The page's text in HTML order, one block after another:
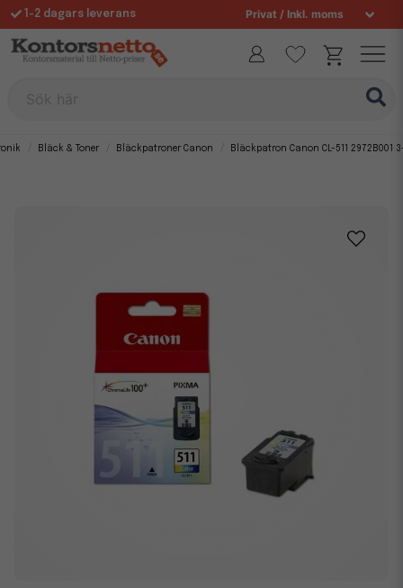
1-2 dagars leverans
Fri frakt över 995 kr
Bläck & Toner Bläckpatroner Canon Bläckpatron Canon CL-511 2972B001